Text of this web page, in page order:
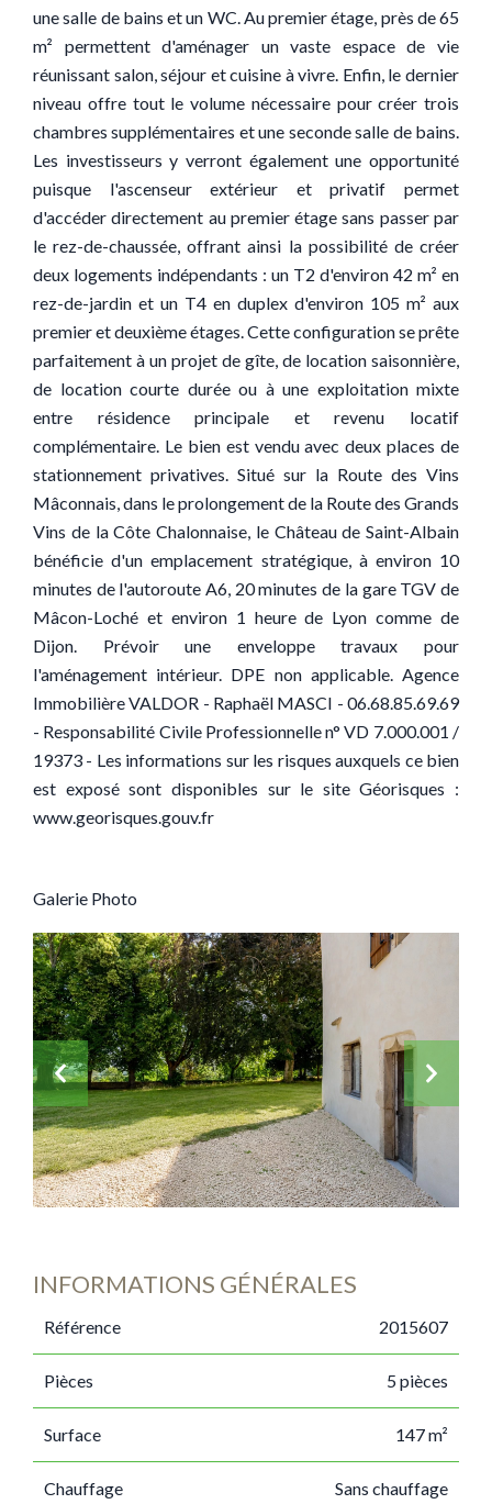
une salle de bains et un WC. Au premier étage, près de 65
m² permettent d'aménager un vaste espace de vie
réunissant salon, séjour et cuisine à vivre. Enfin, le dernier
niveau offre tout le volume nécessaire pour créer trois
chambres supplémentaires et une seconde salle de bains.
Les investisseurs y verront également une opportunité
puisque l'ascenseur extérieur et privatif permet
d'accéder directement au premier étage sans passer par
le rez-de-chaussée, offrant ainsi la possibilité de créer
deux logements indépendants : un T2 d'environ 42 m² en
rez-de-jardin et un T4 en duplex d'environ 105 m² aux
premier et deuxième étages. Cette configuration se prête
parfaitement à un projet de gîte, de location saisonnière,
de location courte durée ou à une exploitation mixte
entre résidence principale et revenu locatif
complémentaire. Le bien est vendu avec deux places de
stationnement privatives. Situé sur la Route des Vins
Mâconnais, dans le prolongement de la Route des Grands
Vins de la Côte Chalonnaise, le Château de Saint-Albain
bénéficie d'un emplacement stratégique, à environ 10
minutes de l'autoroute A6, 20 minutes de la gare TGV de
Mâcon-Loché et environ 1 heure de Lyon comme de
Dijon. Prévoir une enveloppe travaux pour
l'aménagement intérieur. DPE non applicable. Agence
Immobilière VALDOR - Raphaël MASCI - 06.68.85.69.69
- Responsabilité Civile Professionnelle n° VD 7.000.001 /
19373 - Les informations sur les risques auxquels ce bien
est exposé sont disponibles sur le site Géorisques :
www.georisques.gouv.fr
Galerie Photo
INFORMATIONS GÉNÉRALES
Référence 2015607
Pièces 5 pièces
Surface 147 m²
Chauffage
Sans chauffage